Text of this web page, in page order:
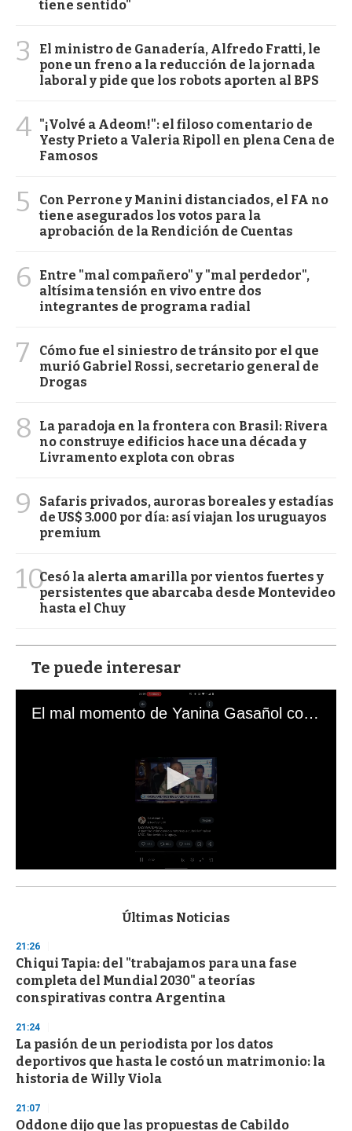
tiene sentido"
3
El ministro de Ganadería, Alfredo Fratti, le
pone un freno a la reducción de la jornada
laboral y pide que los robots aporten al BPS
4 "¡Volvé a Adeom!": el filoso comentario de
Yesty Prieto a Valeria Ripoll en plena Cena de
Famosos
5
Con Perrone y Manini distanciados, el FA no
tiene asegurados los votos para la
aprobación de la Rendición de Cuentas
6
Entre "mal compañero" y "mal perdedor",
altísima tensión en vivo entre dos
integrantes de programa radial
7
Cómo fue el siniestro de tránsito por el que
murió Gabriel Rossi, secretario general de
Drogas
8
La paradoja en la frontera con Brasil: Rivera
no construye edificios hace una década y
Livramento explota con obras
9
Safaris privados, auroras boreales y estadías
de US$ 3.000 por día: así viajan los uruguayos
premium
10Cesó la alerta amarilla por vientos fuertes y
persistentes que abarcaba desde Montevideo
hasta el Chuy
Te puede interesar
El mal momento de Yanina Gasañol con un hincha argentino en "Subrayado"
s
d
s
o
f
3
s
e
c
o
n
Últimas Noticias
21:26
Chiqui Tapia: del "trabajamos para una fase
completa del Mundial 2030" a teorías
conspirativas contra Argentina
21:24
La pasión de un periodista por los datos
deportivos que hasta le costó un matrimonio: la
historia de Willy Viola
21:07
Oddone dijo que las propuestas de Cabildo